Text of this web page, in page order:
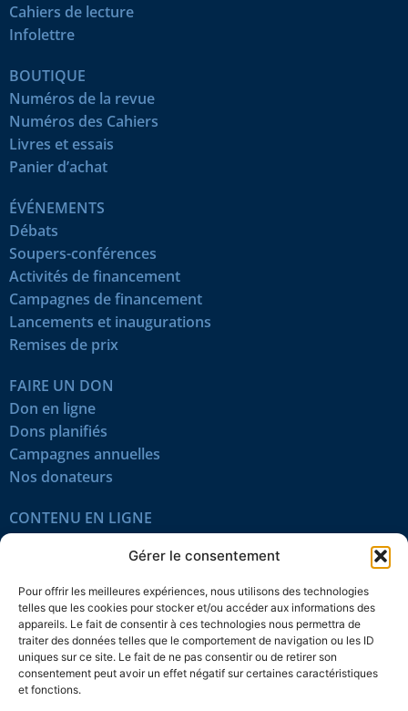
Gérer le consentement
Pour offrir les meilleures expériences, nous utilisons des technologies
telles que les cookies pour stocker et/ou accéder aux informations des
appareils. Le fait de consentir à ces technologies nous permettra de
traiter des données telles que le comportement de navigation ou les ID
uniques sur ce site. Le fait de ne pas consentir ou de retirer son
consentement peut avoir un effet négatif sur certaines caractéristiques
et fonctions.
Cahiers de lecture
Infolettre
BOUTIQUE
Numéros de la revue
Numéros des Cahiers
Livres et essais
Panier d’achat
ÉVÉNEMENTS
Débats
Soupers-conférences
Activités de financement
Campagnes de financement
Lancements et inaugurations
Remises de prix
FAIRE UN DON
Don en ligne
Dons planifiés
Campagnes annuelles
Nos donateurs
CONTENU EN LIGNE
Tous les articles
Œuvres du mois
En vidéo
SUIVEZ-NOUS